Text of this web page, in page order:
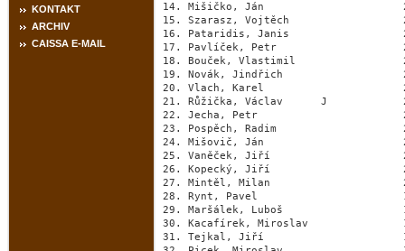
KONTAKT
ARCHIV
CAISSA E-MAIL
14. Mišičko, Ján
15. Szarasz, Vojtěch
16. Pataridis, Janis
17. Pavlíček, Petr
18. Bouček, Vlastimil
19. Novák, Jindřich
20. Vlach, Karel
21. Růžička, Václav      J
22. Jecha, Petr
23. Pospěch, Radim
24. Mišovič, Ján
25. Vaněček, Jiří
26. Kopecký, Jiří                     2007
27. Mintěl, Milan
28. Rynt, Pavel                       1995
29. Maršálek, Luboš
30. Kacafírek, Miroslav
31. Tejkal, Jiří